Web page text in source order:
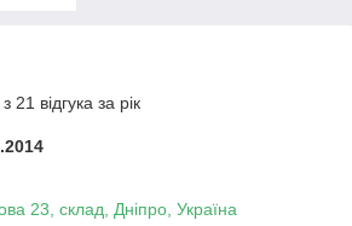
21 відгука за рік
23, склад, Дніпро, Україна